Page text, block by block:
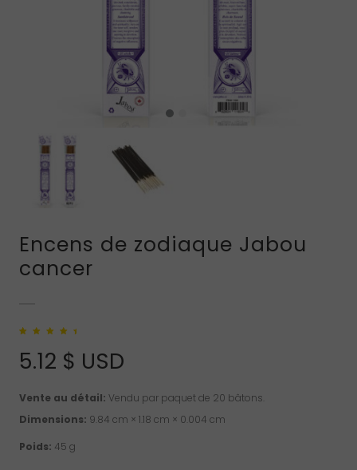
Encens de zodiaque Jabou
cancer
notation client
5.12 $ USD
Vente au détail: Vendu par paquet de 20 bâtons.
Dimensions: 9.84 cm × 1.18 cm × 0.004 cm
Poids: 45 g